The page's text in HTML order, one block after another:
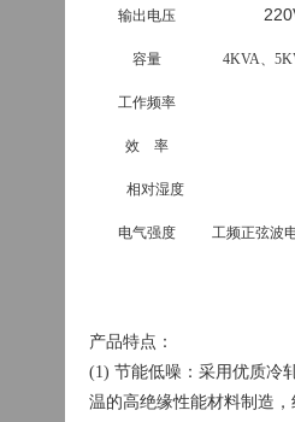
输出电压
容量 4KVA、
工作频率
效 率
相对湿度
电气强度 工频正弦波
产品特点：
(1) 节能低噪：采用优质冷
温的高绝缘性能材料制造